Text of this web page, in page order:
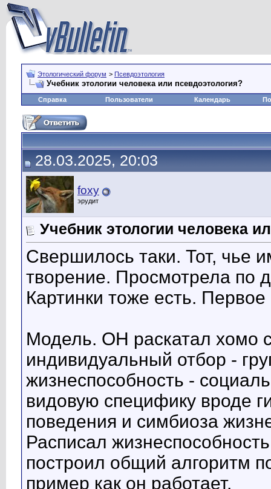
Этологический форум > Псевдоэтология
Учебник этологии человека или псевдоэтология?
Справка Пользователи Календарь
28.03.2025, 20:03
foxy
эрудит
Учебник этологии человека
Свершилось таки. Тот, чье
творение. Просмотрела по
Картинки тоже есть.
Модель. ОН раскатал хомо
индивидуальный отбор -
жизнеспособность -
видовую специфику вроде
поведения и симбиоза
Расписал
построил общий алгоритм
пример как он работает.